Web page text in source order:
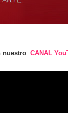
nuestro CANAL